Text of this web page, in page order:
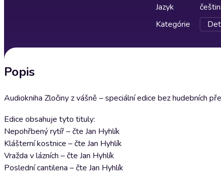
Jazyk
Kategórie
Popis
Audiokniha Zločiny z vášně – speciální edice bez hudebních
Edice obsahuje tyto tituly:
Nepohřbený rytíř – čte Jan Hyhlík
Klášterní kostnice – čte Jan Hyhlík
Vražda v lázních – čte Jan Hyhlík
Poslední cantilena – čte Jan Hyhlík